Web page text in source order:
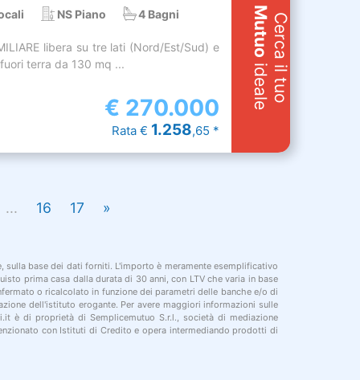
NS Piano 4 Bagni
libera su tre lati (Nord/Est/Sud) e
terra da 130 mq ...
€ 270.000
Rata € 1.258,65 *
Cerca il tuo
Mutuo
ideale
... 16 17 »
base dei dati forniti. L'importo è meramente esemplificativo
prima casa dalla durata di 30 anni, con LTV che varia in base
o ricalcolato in funzione dei parametri delle banche e/o di
dell'istituto erogante. Per avere maggiori informazioni sulle
è di proprietà di Semplicemutuo S.r.l., società di mediazione
con Istituti di Credito e opera intermediando prodotti di